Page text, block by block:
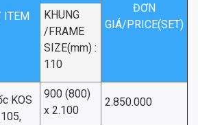
ITEM
ĐƠN
GIÁ/PRICE(SET)
KHUNG
/FRAME
SIZE(mm) :
110
KOS
900 (800)
x 2.100
2.850.000